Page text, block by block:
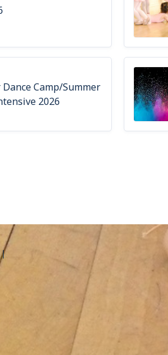
Camp/Summer
2026